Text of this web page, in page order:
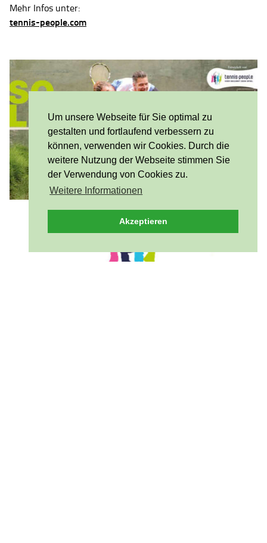
Um unsere Webseite für Sie optimal zu
gestalten und fortlaufend verbessern zu
können, verwenden wir Cookies. Durch die
weitere Nutzung der Webseite stimmen Sie
der Verwendung von Cookies zu.
Weitere Informationen
Akzeptieren
Mehr Infos unter:
tennis-people.com